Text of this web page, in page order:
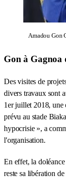
Amadou Gon
Gon à Gagnoa
Des visites de
divers travaux sont
1er juillet 2018, une
prévu au stade
hypocrisie », a
l'organisation.
En effet, la
reste sa libération